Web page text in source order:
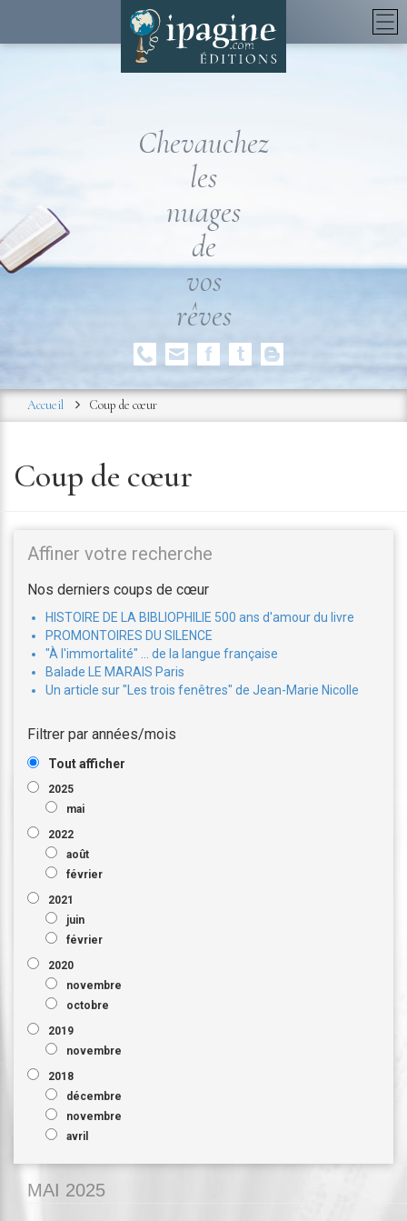
Chevauchez
les
nuages
de
vos
rêves
Accueil Coup de cœur
Coup de cœur
Affiner votre recherche
Nos derniers coups de cœur
HISTOIRE DE LA BIBLIOPHILIE 500 ans d'amour du livre
PROMONTOIRES DU SILENCE
"À l'immortalité" ... de la langue française
Balade LE MARAIS Paris
Un article sur "Les trois fenêtres" de Jean-Marie Nicolle
Filtrer par années/mois
Tout afficher
2025
mai
2022
août
février
2021
juin
février
2020
novembre
octobre
2019
novembre
2018
décembre
novembre
avril
MAI 2025